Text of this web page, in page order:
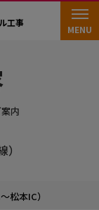
工事
MENU
内
松本IC）